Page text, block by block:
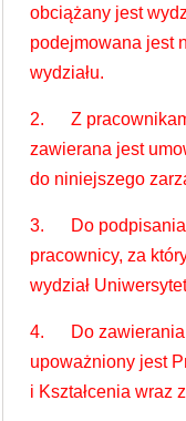
obciążany jest
podejmowana jest
wydziału.
2. Z
zawierana jest
do niniejszego
3. Do podpisania
pracownicy, za
wydział
4. Do zawierania
upoważniony jest
i Kształcenia wraz